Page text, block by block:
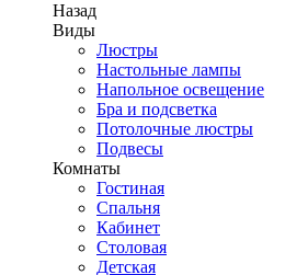
Назад
Виды
Люстры
Настольные лампы
Напольное освещение
Бра и подсветка
Потолочные люстры
Подвесы
Комнаты
Гостиная
Спальня
Кабинет
Столовая
Детская